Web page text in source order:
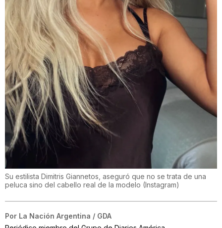
Su estilista Dimitris Giannetos, aseguró que no se trata de una
peluca sino del cabello real de la modelo (Instagram)
Por La Nación Argentina / GDA